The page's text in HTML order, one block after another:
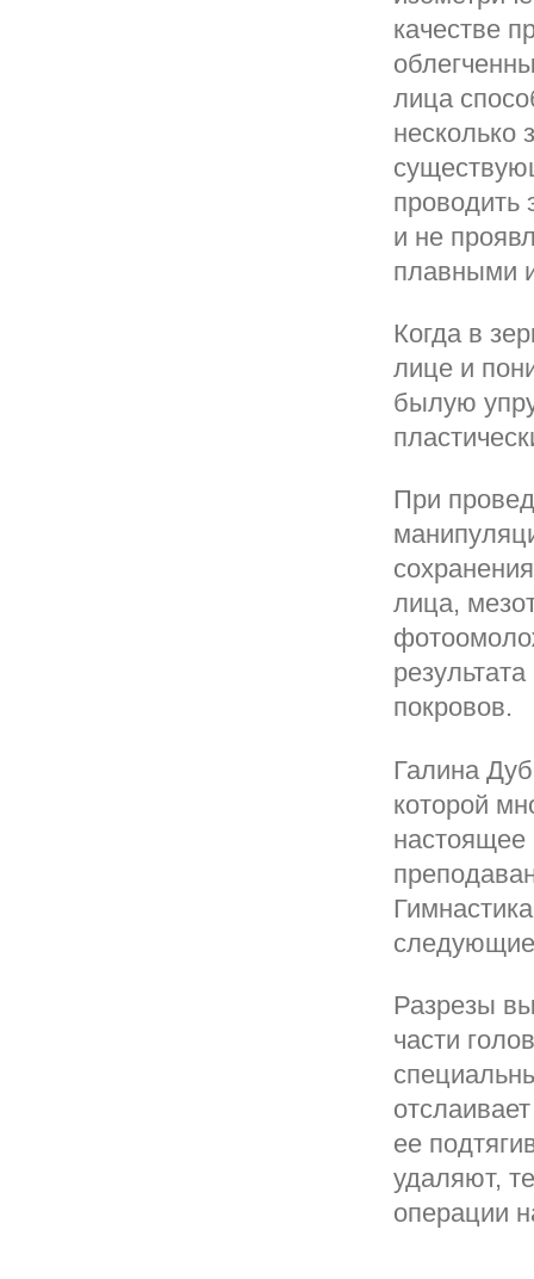
качестве
лица
несколько
проводить
и не
плавными
Когда в
лице и
былую
При
лица,
покровов.
Галина
которой
настоящее
Разрезы
части
ее
удаляют,
операции